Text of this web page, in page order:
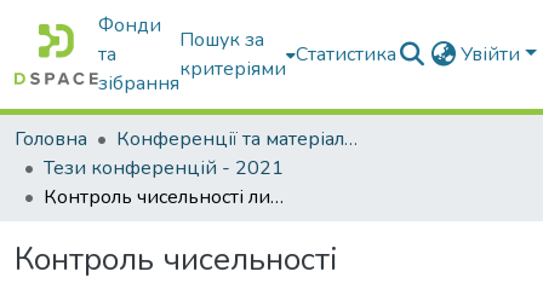
Фонди
та
зібрання
Пошук за
критеріями
Статистика Увійти
Головна
Конференції та матеріали конференцій
Тези конференцій - 2021
Контроль чисельності листогризучих совок (Lepidoptera, noctuidae) в посівах кукурудзи
Контроль чисельності